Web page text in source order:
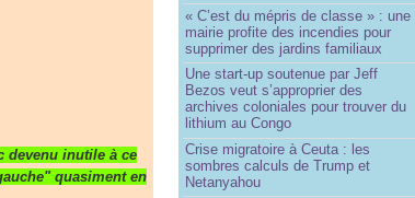
devenu inutile à ce
quasiment en
« C’est du mépris de classe » : une
mairie profite des incendies pour
supprimer des jardins familiaux
Une start-up soutenue par Jeff
Bezos veut s’approprier des
archives coloniales pour trouver du
lithium au Congo
Crise migratoire à Ceuta : les
sombres calculs de Trump et
Netanyahou